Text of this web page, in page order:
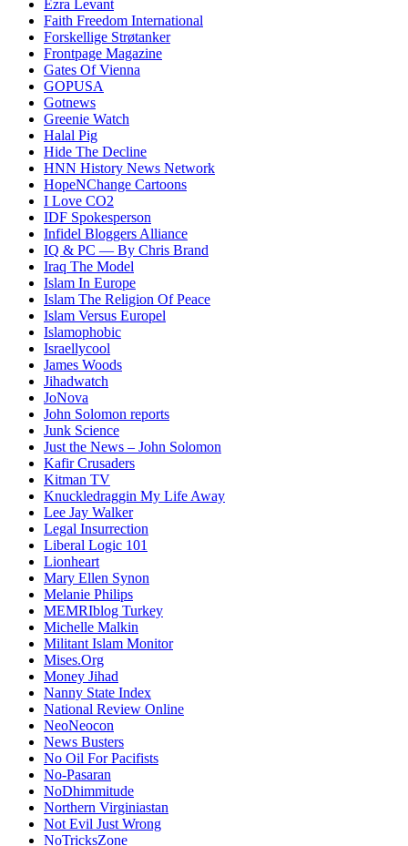
Ezra Levant
Faith Freedom International
Forskellige Strøtanker
Frontpage Magazine
Gates Of Vienna
GOPUSA
Gotnews
Greenie Watch
Halal Pig
Hide The Decline
HNN History News Network
HopeNChange Cartoons
I Love CO2
IDF Spokesperson
Infidel Bloggers Alliance
IQ & PC — By Chris Brand
Iraq The Model
Islam In Europe
Islam The Religion Of Peace
Islam Versus Europel
Islamophobic
Israellycool
James Woods
Jihadwatch
JoNova
John Solomon reports
Junk Science
Just the News – John Solomon
Kafir Crusaders
Kitman TV
Knuckledraggin My Life Away
Lee Jay Walker
Legal Insurrection
Liberal Logic 101
Lionheart
Mary Ellen Synon
Melanie Philips
MEMRIblog Turkey
Michelle Malkin
Militant Islam Monitor
Mises.Org
Money Jihad
Nanny State Index
National Review Online
NeoNeocon
News Busters
No Oil For Pacifists
No-Pasaran
NoDhimmitude
Northern Virginiastan
Not Evil Just Wrong
NoTricksZone